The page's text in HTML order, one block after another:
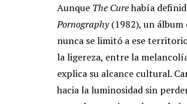
Aunque The Curehabía
Pornography(1982), un álbum
nunca se limitó a ese
la ligereza, entre la
explica su alcance cultural.
hacia la luminosidad sin